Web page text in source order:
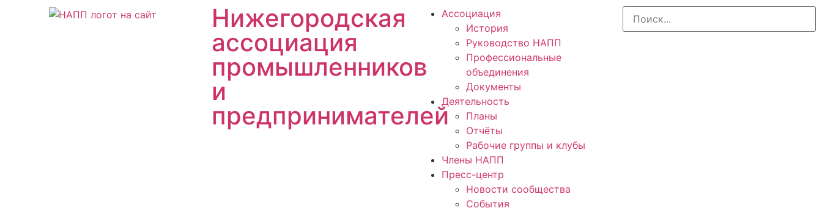
Нижегородская
ассоциация
промышленников
и
предпринимателей
Ассоциация
История
Руководство НАПП
Профессиональные
объединения
Документы
Деятельность
Планы
Отчёты
Рабочие группы и клубы
Члены НАПП
Пресс-центр
Новости сообщества
События